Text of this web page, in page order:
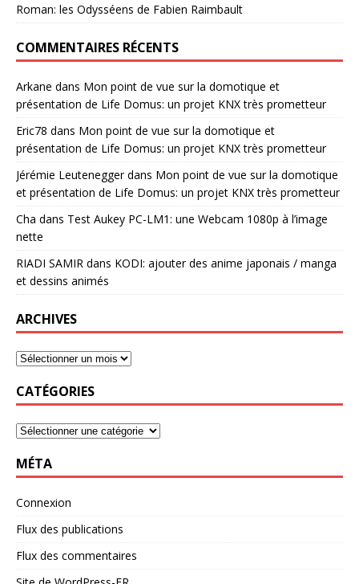
Roman: les Odysséens de Fabien Raimbault
COMMENTAIRES RÉCENTS
Arkane dans Mon point de vue sur la domotique et
présentation de Life Domus: un projet KNX très prometteur
Eric78 dans Mon point de vue sur la domotique et
présentation de Life Domus: un projet KNX très prometteur
Jérémie Leuteneggerdans Mon point de vue sur la domotique
et présentation de Life Domus: un projet KNX très prometteur
Cha dans Test Aukey PC-LM1: une Webcam 1080p à l’image
nette
RIADI SAMIR dans KODI: ajouter des anime japonais / manga
et dessins animés
ARCHIVES
CATÉGORIES
MÉTA
Connexion
Flux des publications
Flux des commentaires